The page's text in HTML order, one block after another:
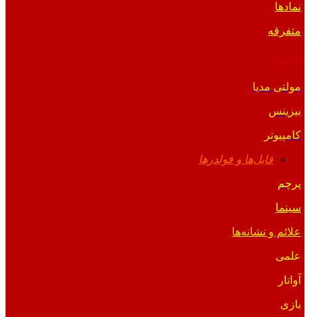
نمادها
متفرقه
مولتی مدیا
بیزینس
کامپیوتر
فایل‌ها و فولدرها
پرچم
سینما
علائم و نشانه‌ها
علمی
آواتار
بازی